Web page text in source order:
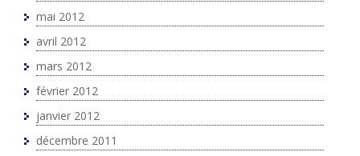
mai 2012
avril 2012
mars 2012
février 2012
janvier 2012
décembre 2011